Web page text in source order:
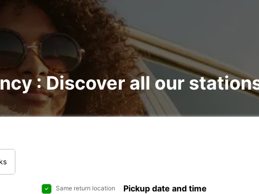
: Discover all our
Same return location Pickup date and time